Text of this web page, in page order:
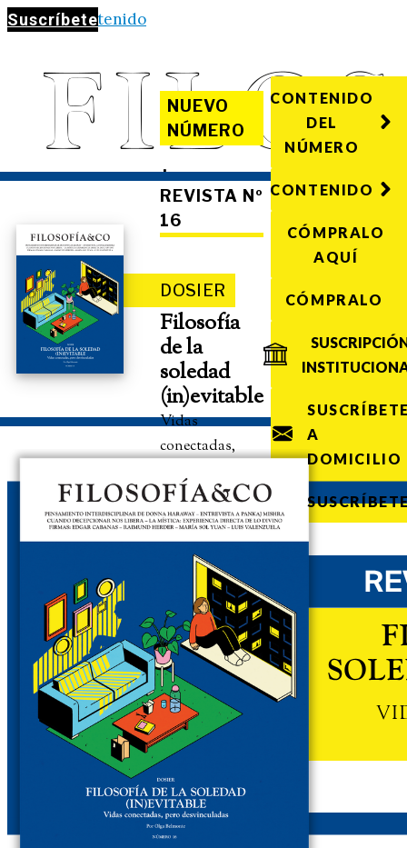
Suscríbete
Saltar al contenido
NUEVO
NÚMERO
·
REVISTA Nº
16
DOSIER
Filosofía
de la
soledad
(in)evitable
Vidas
conectadas,
desvinculadas
CONTENIDO
DEL
NÚMERO
CONTENIDO
CÓMPRALO
AQUÍ
CÓMPRALO
A
DOMICILIO